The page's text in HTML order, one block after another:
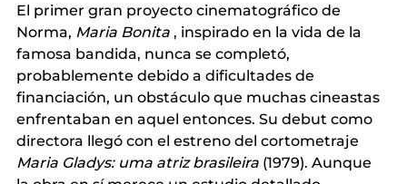
El primer gran proyecto cinematográfico de
Norma, Maria Bonita , inspirado en la vida de la
famosa bandida, nunca se completó,
probablemente debido a dificultades de
financiación, un obstáculo que muchas cineastas
enfrentaban en aquel entonces. Su debut como
directora llegó con el estreno del cortometraje
Maria Gladys: uma atriz brasileira (1979). Aunque